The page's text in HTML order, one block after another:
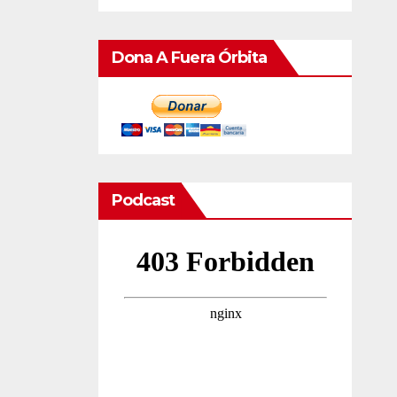
Dona A Fuera Órbita
Podcast